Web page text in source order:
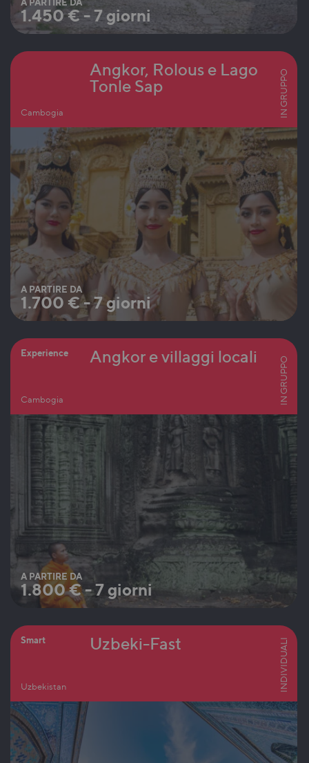
1.450€-7 giorni
Cambogia
Angkor, Rolous e Lago
Tonle Sap
IN GRUPPO
A PARTIRE DA
1.700 €-7 giorni
Experience
Cambogia
Angkor e villaggi locali IN GRUPPO
A PARTIRE DA
1.800€-7 giorni
Smart
Uzbekistan
Uzbeki-Fast INDIVIDUALI